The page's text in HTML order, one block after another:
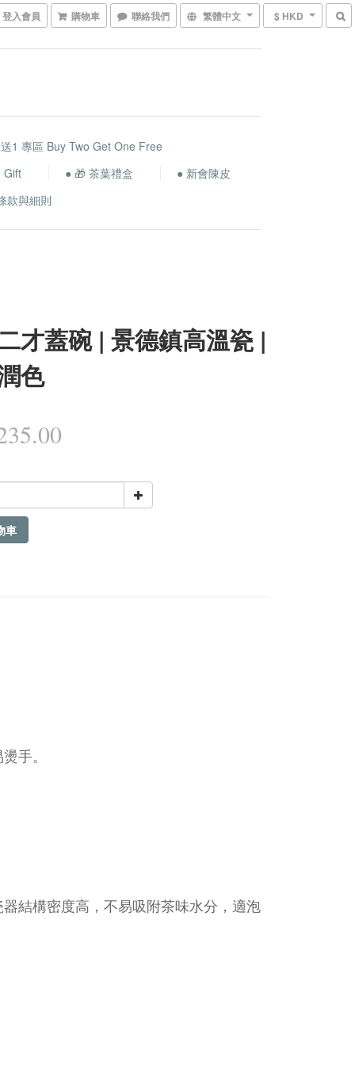
登入會員 購物車 聯絡我們 繁體中文 $ HKD
1 專區 Buy Two Get One Free
Gift
● 🎁 茶葉禮盒
● 新會陳皮
款與細則
才蓋碗 | 景德鎮高溫瓷 |
色
車
手。
結構密度高，不易吸附茶味水分，適泡